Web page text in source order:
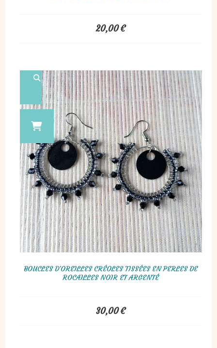
20,00€
BOUCLES D'OREILLES CRÉOLES TISSÉES EN PERLES DE
ROCAILLES NOIR ET ARGENTÉ
30,00€